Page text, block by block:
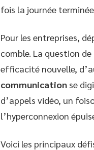
fois la journée terminée.
Pour les entreprises,
comble. La question de
efficacité nouvelle,
communication se
d’appels vidéo, un
l’hyperconnexion
Voici les principaux